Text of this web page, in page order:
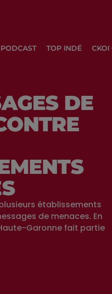
PODCAST TOP INDÉ CKOI
DE
établissements
de menaces. En
Garonne fait partie